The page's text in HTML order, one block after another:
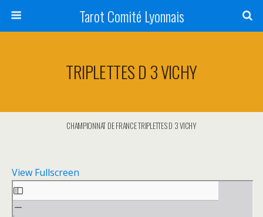
Tarot Comité Lyonnais
TRIPLETTES D 3 VICHY
CHAMPIONNAT DE FRANCE TRIPLETTES D 3 VICHY
View Fullscreen